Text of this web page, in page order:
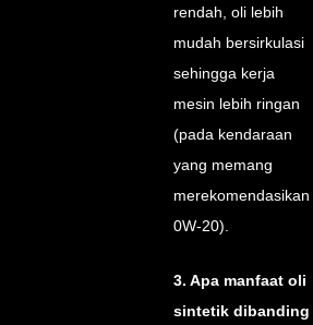
rendah, oli lebih
mudah bersirkulasi
sehingga kerja
mesin lebih ringan
(pada kendaraan
yang memang
merekomendasikan
0W-20).
3. Apa manfaat oli
sintetik dibanding